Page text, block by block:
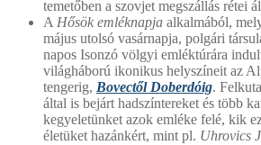
temetőben a szovjet megszállás rétei
A Hősök emléknapja alkalmából,
május utolsó vasárnapja, polgári
napos Isonzó völgyi emléktúrára
világháború ikonikus helyszíneit az
tengerig, Bovectől Doberdóig.
által is bejárt hadszíntereket és több
kegyeletünket azok emléke felé, kik
életüket hazánkért, mint pl. Uhrovics